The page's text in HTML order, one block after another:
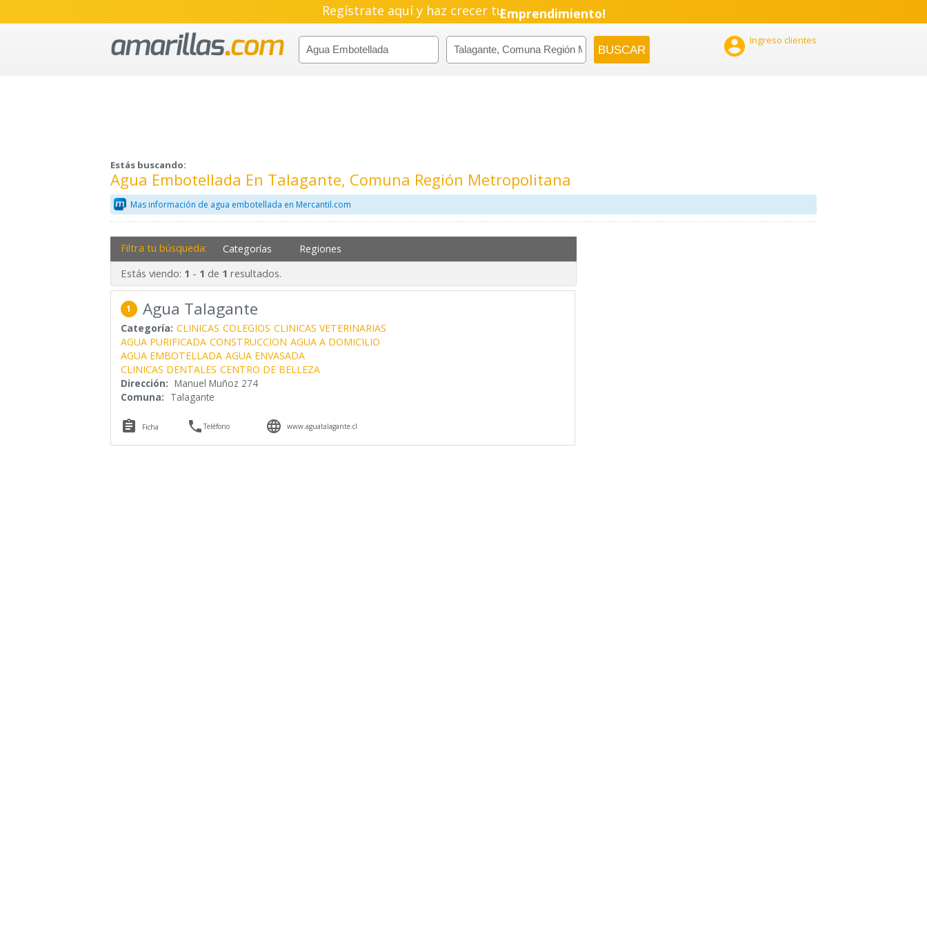
Regístrate aquí y haz crecer tuEmprendimiento!
 Ingreso clientes
Estás buscando:
Agua Embotellada En Talagante, Comuna Región Metropolitana
Mas información de agua embotellada en Mercantil.com
Filtra tu búsqueda: Categorías Regiones
Estás viendo: 1 - 1 de 1 resultados.
1 Agua Talagante
Categoría: CLINICAS COLEGIOS CLINICAS VETERINARIAS
AGUA PURIFICADA CONSTRUCCION AGUA A DOMICILIO
AGUA EMBOTELLADA AGUA ENVASADA
CLINICAS DENTALES CENTRO DE BELLEZA
Dirección: Manuel Muñoz 274
Comuna: Talagante
 Ficha Teléfono  www.aguatalagante.cl